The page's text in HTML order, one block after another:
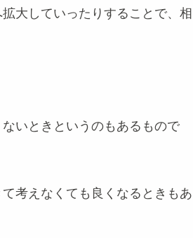
大していったりすることで、相
いときというのもあるもので
考えなくても良くなるときもあ